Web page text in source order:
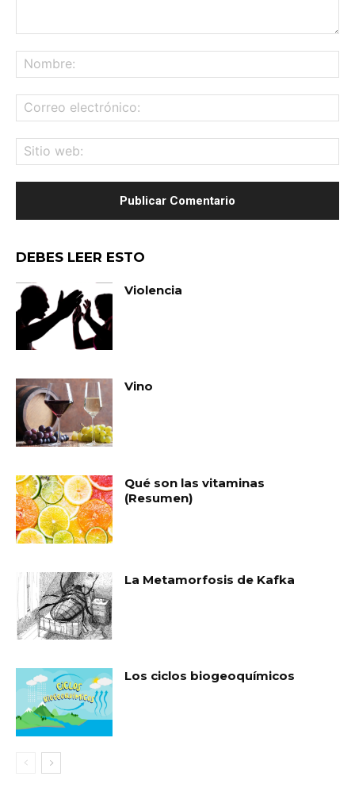
DEBES LEER ESTO
Violencia
Vino
Qué son las vitaminas
(Resumen)
La Metamorfosis de Kafka
Los ciclos biogeoquímicos